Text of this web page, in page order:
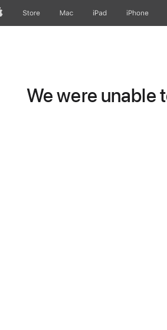
AppleStore Mac iPad iPhone
We were unable